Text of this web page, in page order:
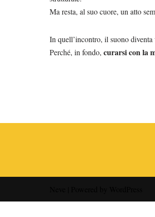
Ma resta, al suo cuore, un atto
In quell’incontro, il suono
Perché, in fondo, curarsi con la